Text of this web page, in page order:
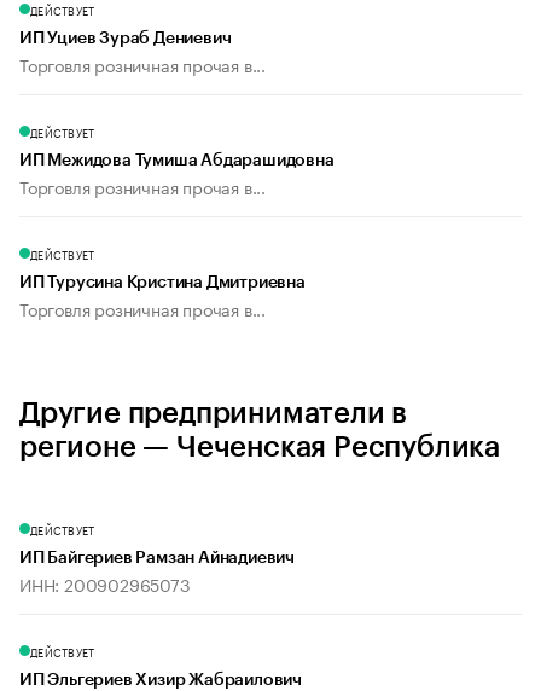
ДЕЙСТВУЕТ
ИП Уциев Зураб Дениевич
Торговля розничная прочая в...
ДЕЙСТВУЕТ
ИП Межидова Тумиша Абдарашидовна
Торговля розничная прочая в...
ДЕЙСТВУЕТ
ИП Турусина Кристина Дмитриевна
Торговля розничная прочая в...
Другие предприниматели в
регионе — Чеченская Республика
ДЕЙСТВУЕТ
ИП Байгериев Рамзан Айнадиевич
ИНН: 200902965073
ДЕЙСТВУЕТ
ИП Эльгериев Хизир Жабраилович